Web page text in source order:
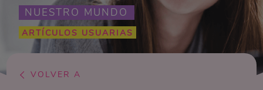
NUESTRO MUNDO
ARTÍCULOS USUARIAS
VOLVER A